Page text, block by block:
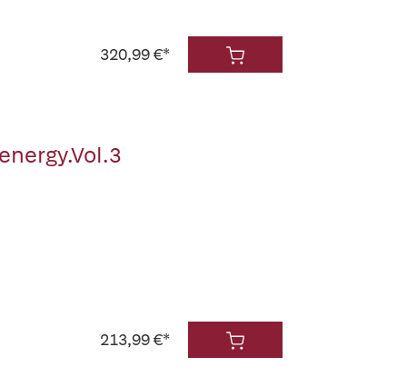
320,99 €*
213,99 €*